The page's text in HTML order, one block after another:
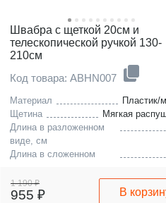
Швабра с щеткой 20см и
телескопической ручкой 130-
210см
Код товара: ABHN007
Материал
Пластик/
Щетина
Мягкая
Длина в разложенном
виде, см
Длина в сложенном
1 190 ₽
955 ₽ В